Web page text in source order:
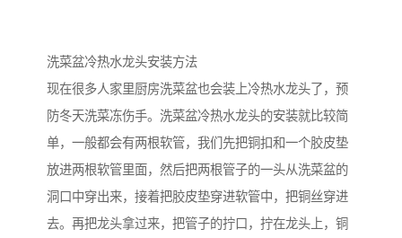
洗菜盆冷热水龙头安装方法
现在很多人家里厨房洗菜盆也会装上冷热水龙头了，预
防冬天洗菜冻伤手。洗菜盆冷热水龙头的安装就比较简
单，一般都会有两根软管，我们先把铜扣和一个胶皮垫
放进两根软管里面，然后把两根管子的一头从洗菜盆的
洞口中穿出来，接着把胶皮垫穿进软管中，把铜丝穿进
去。再把龙头拿过来，把管子的拧口，拧在龙头上，铜